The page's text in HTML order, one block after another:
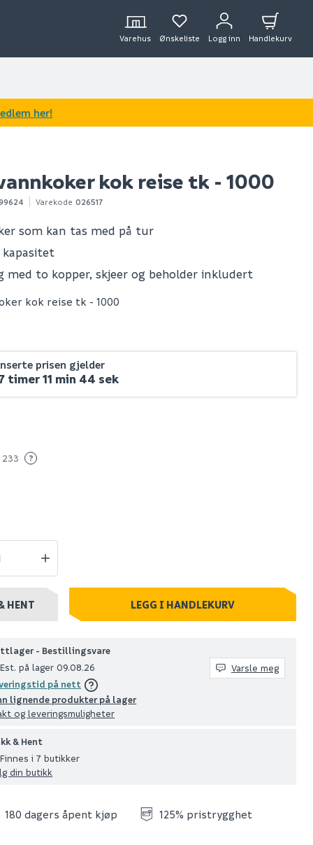
Varehus Ønskeliste Logg inn Handlekurv
spring 1,7 liter wkr-
2000b, sort
kok reise tk - 1000
Varekode 026517
som kan tas med på tur
med to kopper, skjeer og beholder inkludert
kok reise tk - 1000
prisen gjelder
timer 11 min 43 sek
?
HENT LEGG I HANDLEKURV
- Bestillingsvare
Est. på lager 09.08.26
på nett
lignende produkter på lager
og leveringsmuligheter
Varsle meg
& Hent
Finnes i 7 butikker
din butikk
180 dagers åpent kjøp 125% pristrygghet
her!